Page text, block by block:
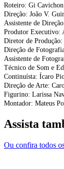
Roteiro: Gi Cavichon
Direção: João V.
Assistente de
Produtor Executivo:
Diretor de
Direção de
Assistente de
Técnico de Som e
Continuísta: Ícaro
Direção de Arte:
Figurino: Larissa
Montador: Mateus
Assista
Ou confira todos